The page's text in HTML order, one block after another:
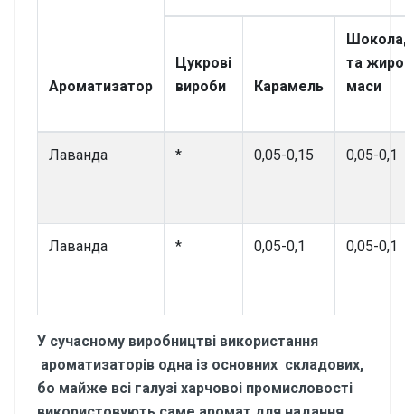
Ароматизатор
Цукрові
вироби
Карамель
та
маси
Лаванда * 0,05-0,15 0,05-0,1
Лаванда * 0,05-0,1 0,05-0,1
У сучасному виробництві використання
ароматизаторів одна із основних складових,
бо майже всі галузі харчовоі промисловості